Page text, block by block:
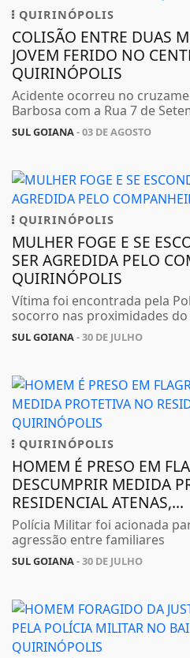
QUIRINÓPOLIS
COLISÃO ENTRE DUAS
JOVEM FERIDO NO
QUIRINÓPOLIS
Acidente ocorreu no
Barbosa com a Rua 7 de
SUL GOIANA- 03 DE AGOSTO
QUIRINÓPOLIS
MULHER FOGE E SE
SER AGREDIDA PELO
QUIRINÓPOLIS
Vítima foi encontrada pela
socorro nas proximidades do
SUL GOIANA- 30 DE JULHO
QUIRINÓPOLIS
HOMEM É PRESO EM
DESCUMPRIR MEDIDA
RESIDENCIAL ATENAS,...
Polícia Militar foi acionada
agressão entre familiares
SUL GOIANA- 30 DE JULHO